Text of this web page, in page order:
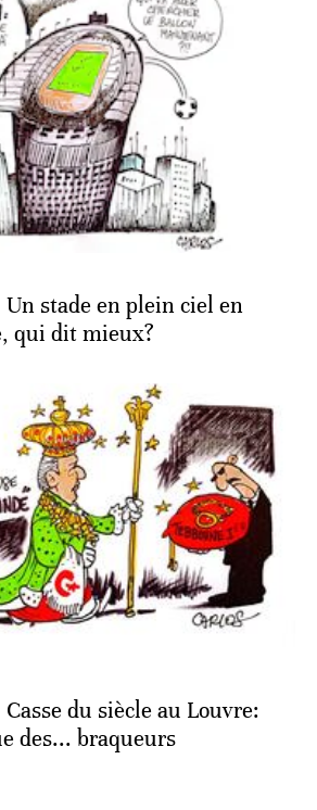
Un stade en plein ciel en
qui dit mieux?
du siècle au Louvre:
des... braqueurs